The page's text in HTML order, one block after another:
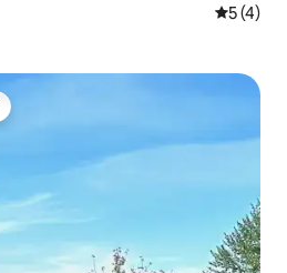
5 de
5 (4)